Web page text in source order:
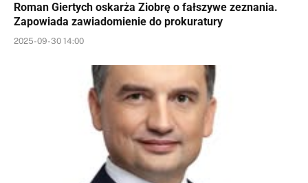
Roman Giertych oskarża Ziobrę o fałszywe zeznania.
Zapowiada zawiadomienie do prokuratury
2025-09-30 14:00